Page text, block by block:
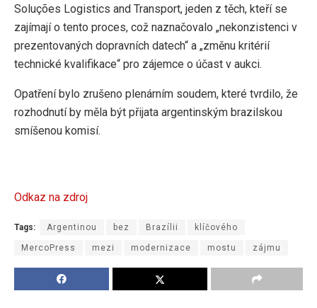
Soluções Logistics and Transport, jeden z těch, kteří se
zajímají o tento proces, což naznačovalo „nekonzistenci v
prezentovaných dopravních datech“ a „změnu kritérií
technické kvalifikace“ pro zájemce o účast v aukci.
Opatření bylo zrušeno plenárním soudem, které tvrdilo, že
rozhodnutí by měla být přijata argentinským brazilskou
smíšenou komisí.
Odkaz na zdroj
Tags: Argentinou bez Brazílii klíčového
MercoPress mezi modernizace mostu zájmu